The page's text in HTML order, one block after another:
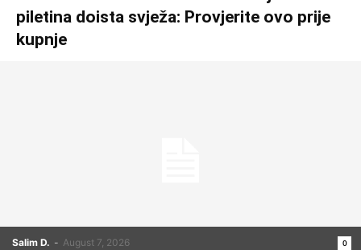
piletina doista svježa: Provjerite ovo prije
kupnje
Salim D. - August 7, 2026 0